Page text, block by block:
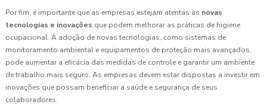
Por fim, é importante que as empresas estejam atentas às novas
tecnologias e inovações que podem melhorar as práticas de higiene
ocupacional. A adoção de novas tecnologias, como sistemas de
monitoramento ambiental e equipamentos de proteção mais avançados,
pode aumentar a eficácia das medidas de controle e garantir um ambiente
de trabalho mais seguro. As empresas devem estar dispostas a investir em
inovações que possam beneficiar a saúde e segurança de seus
colaboradores.